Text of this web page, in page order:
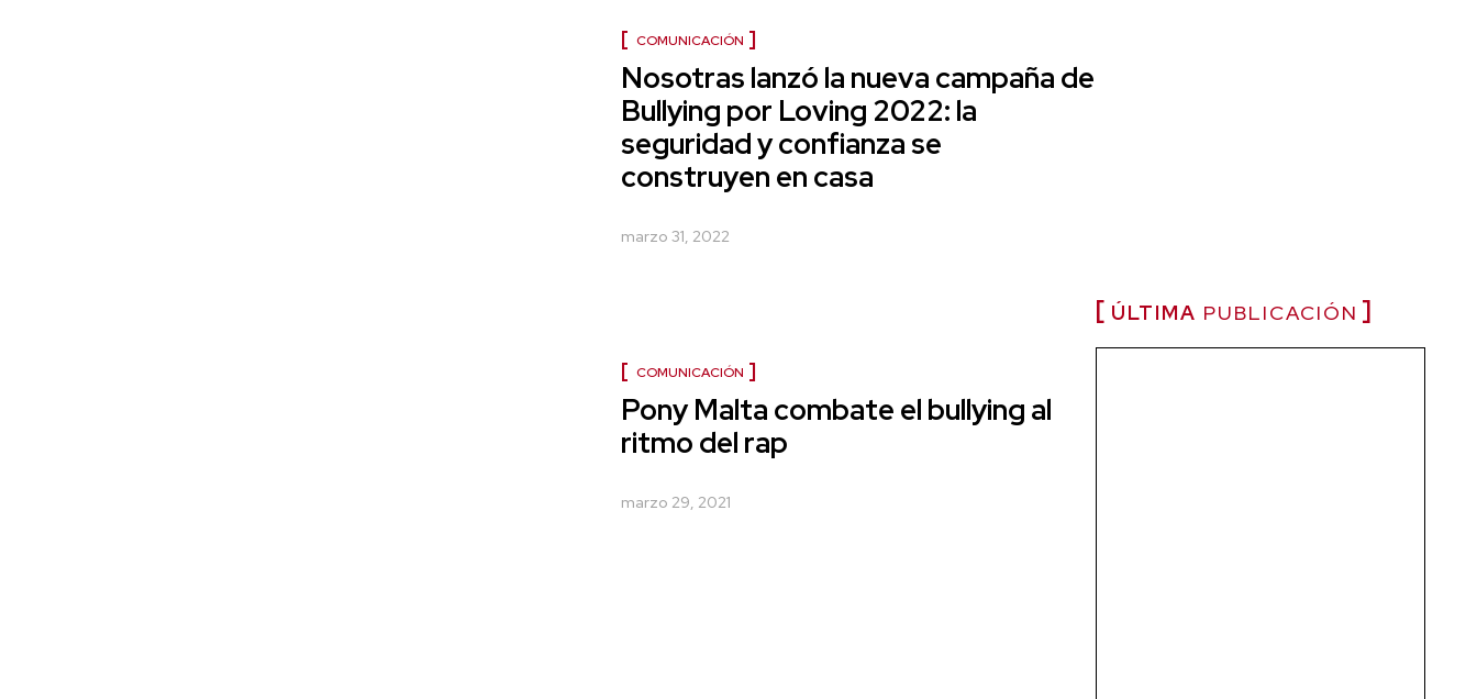
COMUNICACIÓN
Nosotras lanzó la nueva campaña de
Bullying por Loving 2022: la
seguridad y confianza se
construyen en casa
marzo 31, 2022
COMUNICACIÓN
Pony Malta combate el bullying al
ritmo del rap
marzo 29, 2021
ÚLTIMA PUBLICACIÓN